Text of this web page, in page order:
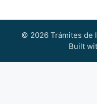
© 2026 Trámites de
Built